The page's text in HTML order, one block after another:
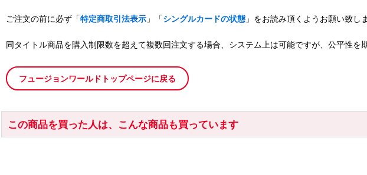
ご注文の前に必ず「特定商取引法表示 」「シングルカードの状態 」をお読み頂くようお願い致し
同タイトル商品を購入制限数を超えて複数回注文する場合、システム上は可能ですが、公平性
フュージョンワールドトップページに戻る
この商品を買った人は、こんな商品も買っています